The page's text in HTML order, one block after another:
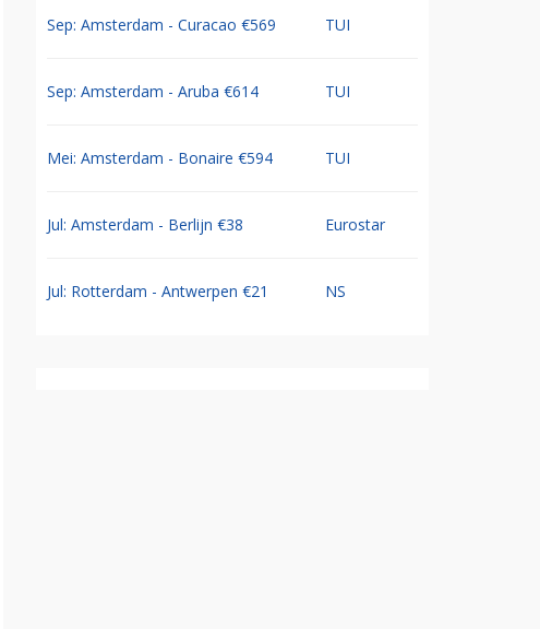
Sep: Amsterdam - Curacao €569 TUI
Sep: Amsterdam - Aruba €614 TUI
Mei: Amsterdam - Bonaire €594 TUI
Jul: Amsterdam - Berlijn €38 Eurostar
Jul: Rotterdam - Antwerpen €21 NS